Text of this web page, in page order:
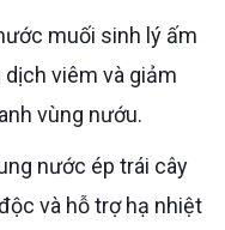
viêm và giảm
vùng nướu.
và hỗ trợ hạ nhiệt